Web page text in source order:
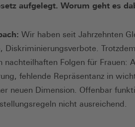
aufgelegt. Worum geht es
Wir haben seit Jahrzehnten
Diskriminierungsverbote.
nachteilhaften Folgen für Frauen:
fehlende Repräsentanz in
neuen Dimension. Offenbar
nicht ausreichend.